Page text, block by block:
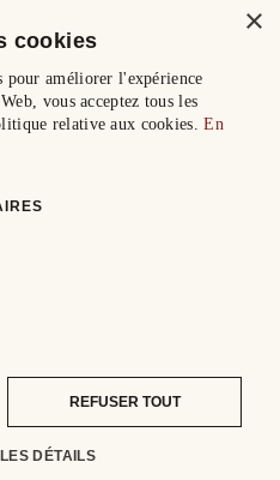
×
cookies
pour améliorer l'expérience
vous acceptez tous les
relative aux cookies.En
REFUSER TOUT
DÉTAILS